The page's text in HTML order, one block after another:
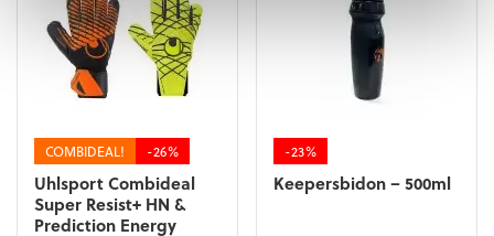
COMBIDEAL! -26%
Uhlsport Combideal
Super Resist+ HN &
Prediction Energy
-23%
Keepersbidon – 500ml